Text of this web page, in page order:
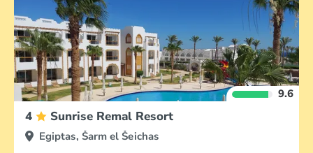
9.6
4 Sunrise Remal Resort
Egiptas, Šarm el Šeichas